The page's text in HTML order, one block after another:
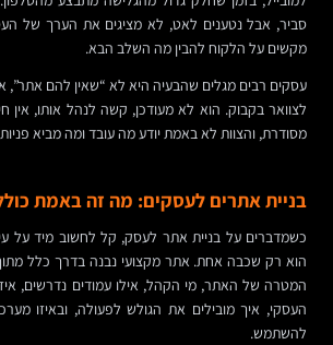
סביר, אבל נטענים לאט, לא מציגים את הערך של
מקשים על הלקוח להבין מה השלב הבא.
עסקים רבים מגלים שהבעיה היא לא “שאין להם
מסודרת, והצוות לא באמת יודע מה עובד ומה מביא
בניית אתרים לעסקים: מה זה באמת
כשמדברים על בניית אתר לעסק, קל לחשוב מיד על
הוא רק שכבה אחת. אתר מקצועי נבנה בדרך כלל
המטרה של האתר, מי הקהל, אילו עמודים נדרשים,
העסקי, איך מובילים את הגולש לפעולה, ובאיזו
להשתמש.